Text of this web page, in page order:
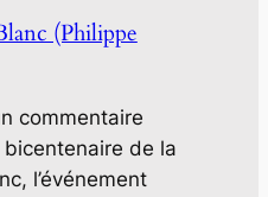
(Philippe
commentaire
de la
l’événement